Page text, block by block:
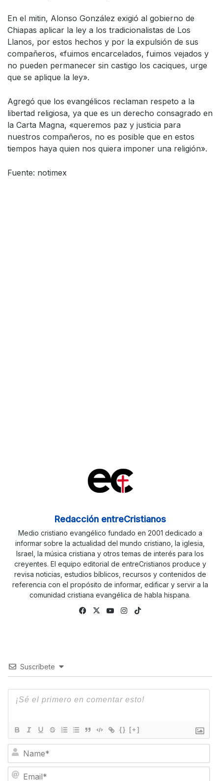
En el mitin, Alonso González exigió al gobierno de
Chiapas aplicar la ley a los tradicionalistas de Los
Llanos, por estos hechos y por la expulsión de sus
compañeros, «fuimos encarcelados, fuimos vejados y
no pueden permanecer sin castigo los caciques, urge
que se aplique la ley».
Agregó que los evangélicos reclaman respeto a la
libertad religiosa, ya que es un derecho consagrado en
la Carta Magna, «queremos paz y justicia para
nuestros compañeros, no es posible que en estos
tiempos haya quien nos quiera imponer una religión».
Fuente: notimex
Redacción entreCristianos
Medio cristiano evangélico fundado en 2001 dedicado a
informar sobre la actualidad del mundo cristiano, la iglesia,
Israel, la música cristiana y otros temas de interés para los
creyentes. El equipo editorial de entreCristianos produce y
revisa noticias, estudios bíblicos, recursos y contenidos de
referencia con el propósito de informar, edificar y servir a la
comunidad cristiana evangélica de habla hispana.
Fa
X
Yo
Ins
Suscríbete
{} [+]
m